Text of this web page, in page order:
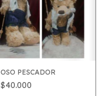
OSO PESCADOR
$40.000